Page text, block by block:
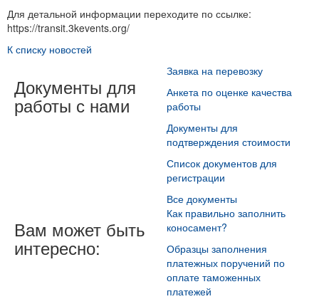
Для детальной информации переходите по ссылке:
https://transit.3kevents.org/
К списку новостей
Документы для
работы с нами
Заявка на перевозку
Анкета по оценке качества
работы
Документы для
подтверждения стоимости
Список документов для
регистрации
Все документы
Вам может быть
интересно:
Как правильно заполнить
коносамент?
Образцы заполнения
платежных поручений по
оплате таможенных
платежей